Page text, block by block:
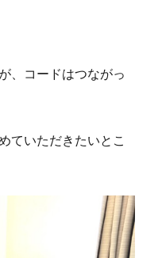
、コードはつながっ
ていただきたいとこ